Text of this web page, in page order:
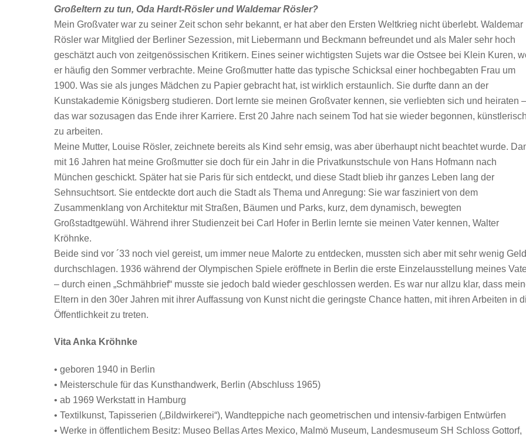
Großeltern zu tun, Oda Hardt-Rösler und Waldemar Rösler?
Mein Großvater war zu seiner Zeit schon sehr bekannt, er hat aber den Ersten Weltkrieg nicht überlebt. Waldemar
Rösler war Mitglied der Berliner Sezession, mit Liebermann und Beckmann befreundet und als Maler sehr hoch
geschätzt auch von zeitgenössischen Kritikern. Eines seiner wichtigsten Sujets war die Ostsee bei Klein Kuren,
er häufig den Sommer verbrachte. Meine Großmutter hatte das typische Schicksal einer hochbegabten Frau um
1900. Was sie als junges Mädchen zu Papier gebracht hat, ist wirklich erstaunlich. Sie durfte dann an der
Kunstakademie Königsberg studieren. Dort lernte sie meinen Großvater kennen, sie verliebten sich und heiraten –
das war sozusagen das Ende ihrer Karriere. Erst 20 Jahre nach seinem Tod hat sie wieder begonnen,
zu arbeiten.
Meine Mutter, Louise Rösler, zeichnete bereits als Kind sehr emsig, was aber überhaupt nicht beachtet wurde.
mit 16 Jahren hat meine Großmutter sie doch für ein Jahr in die Privatkunstschule von Hans Hofmann nach
München geschickt. Später hat sie Paris für sich entdeckt, und diese Stadt blieb ihr ganzes Leben lang der
Sehnsuchtsort. Sie entdeckte dort auch die Stadt als Thema und Anregung: Sie war fasziniert von dem
Zusammenklang von Architektur mit Straßen, Bäumen und Parks, kurz, dem dynamisch, bewegten
Großstadtgewühl. Während ihrer Studienzeit bei Carl Hofer in Berlin lernte sie meinen Vater kennen, Walter
Kröhnke.
Beide sind vor ´33 noch viel gereist, um immer neue Malorte zu entdecken, mussten sich aber mit sehr wenig Geld
durchschlagen. 1936 während der Olympischen Spiele eröffnete in Berlin die erste Einzelausstellung meines
– durch einen „Schmähbrief“ musste sie jedoch bald wieder geschlossen werden. Es war nur allzu klar, dass
Eltern in den 30er Jahren mit ihrer Auffassung von Kunst nicht die geringste Chance hatten, mit ihren Arbeiten in
Öffentlichkeit zu treten.
Vita Anka Kröhnke
• geboren 1940 in Berlin
• Meisterschule für das Kunsthandwerk, Berlin (Abschluss 1965)
• ab 1969 Werkstatt in Hamburg
• Textilkunst, Tapisserien („Bildwirkerei“), Wandteppiche nach geometrischen und intensiv-farbigen Entwürfen
• Werke in öffentlichem Besitz: Museo Bellas Artes Mexico, Malmö Museum, Landesmuseum SH Schloss Gottorf,